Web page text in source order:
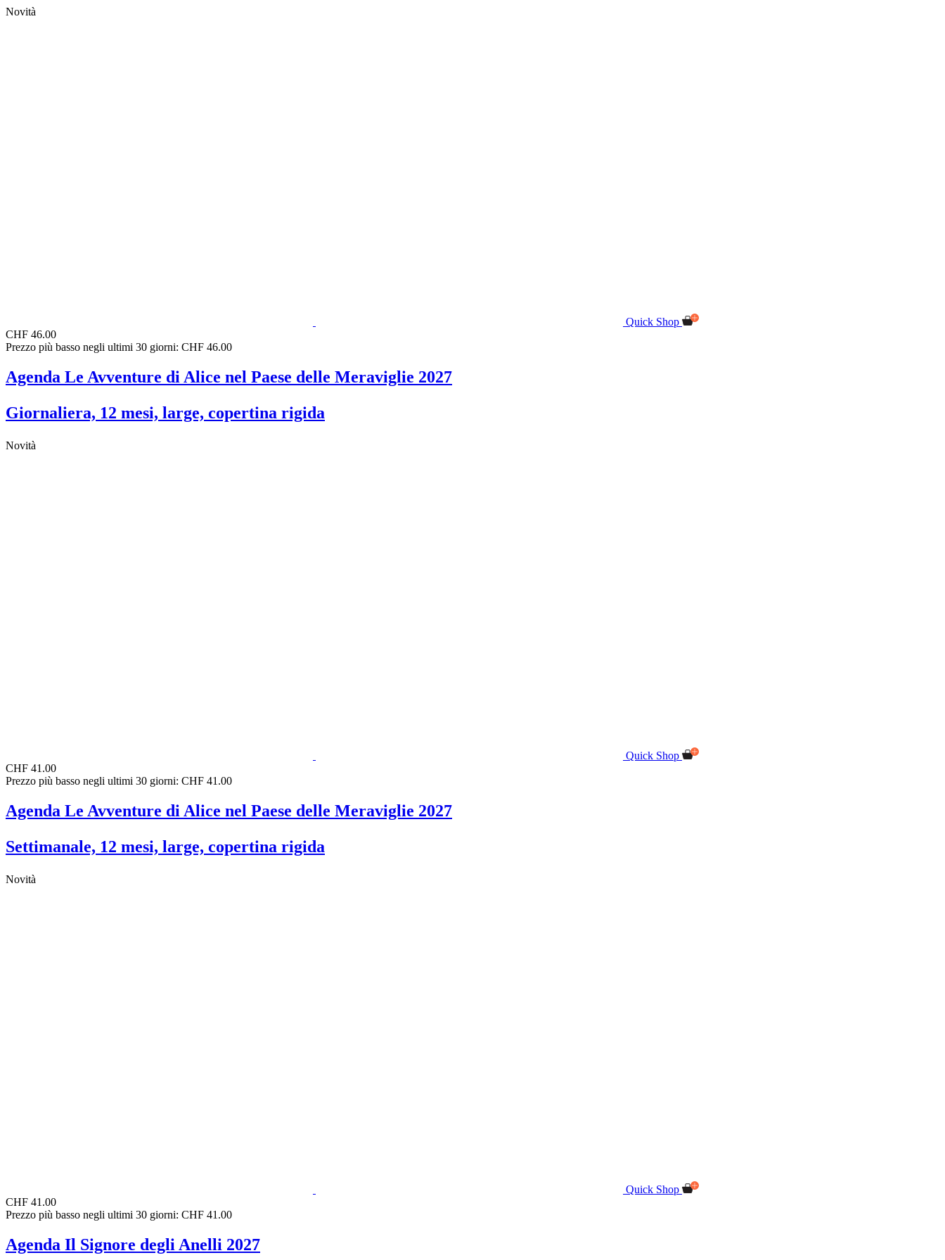
Novità
Quick Shop
CHF 46.00
Prezzo più basso negli ultimi 30 giorni: CHF 46.00
Agenda Le Avventure di Alice nel Paese delle Meraviglie 2027
Giornaliera, 12 mesi, large, copertina rigida
Novità
Quick Shop
CHF 41.00
Prezzo più basso negli ultimi 30 giorni: CHF 41.00
Agenda Le Avventure di Alice nel Paese delle Meraviglie 2027
Settimanale, 12 mesi, large, copertina rigida
Novità
Quick Shop
CHF 41.00
Prezzo più basso negli ultimi 30 giorni: CHF 41.00
Agenda Il Signore degli Anelli 2027